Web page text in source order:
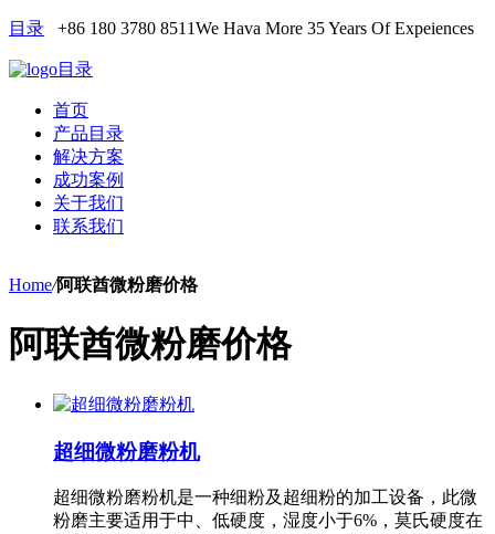
目录 +86 180 3780 8511We Hava More 35 Years Of Expeiences
目录
首页
产品目录
解决方案
成功案例
关于我们
联系我们
Home/阿联酋微粉磨价格
阿联酋微粉磨价格
超细微粉磨粉机
超细微粉磨粉机是一种细粉及超细粉的加工设备，此微
粉磨主要适用于中、低硬度，湿度小于6%，莫氏硬度在